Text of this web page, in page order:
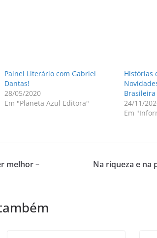
Painel Literário com Gabriel
Dantas!
28/05/2020
Em "Planeta Azul Editora"
Histórias
Brasileira
24/11/
Em
melhor –
Na riqueza e na